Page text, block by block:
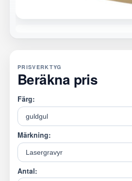
PRISVERKTYG
Beräkna pris
Färg:
Märkning:
Antal: